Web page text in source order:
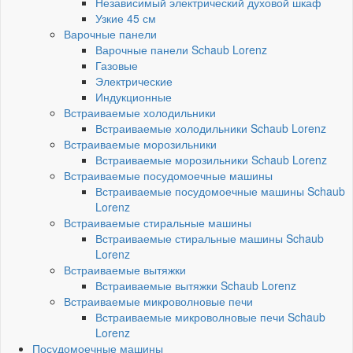
Узкие 45 см
Варочные панели
Варочные панели Schaub Lorenz
Газовые
Электрические
Индукционные
Встраиваемые холодильники
Встраиваемые холодильники Schaub Lorenz
Встраиваемые морозильники
Встраиваемые морозильники Schaub Lorenz
Встраиваемые посудомоечные машины
Встраиваемые посудомоечные машины Schaub
Lorenz
Встраиваемые стиральные машины
Встраиваемые стиральные машины Schaub
Lorenz
Встраиваемые вытяжки
Встраиваемые вытяжки Schaub Lorenz
Встраиваемые микроволновые печи
Встраиваемые микроволновые печи Schaub
Lorenz
Посудомоечные машины